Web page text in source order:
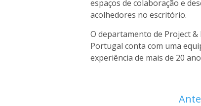
espaços de colaboração e
acolhedores no escritório.
O departamento de Project &
Portugal conta com uma
experiência de mais de 20